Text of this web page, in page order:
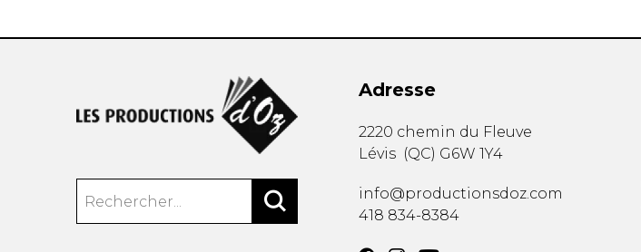
Adresse
2220 chemin du Fleuve
Lévis (QC) G6W 1Y4
info@productionsdoz.com
418 834-8384